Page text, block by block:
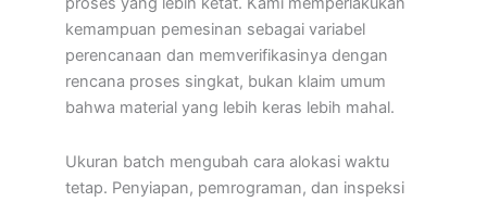
kemampuan pemesinan sebagai variabel
perencanaan dan memverifikasinya dengan
rencana proses singkat, bukan klaim umum
bahwa material yang lebih keras lebih mahal.
Ukuran batch mengubah cara alokasi waktu
tetap. Penyiapan, pemrograman, dan inspeksi